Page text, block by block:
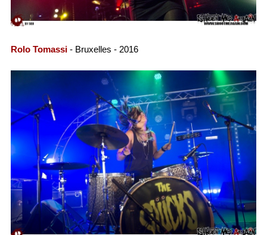
Rolo Tomassi- Bruxelles - 2016